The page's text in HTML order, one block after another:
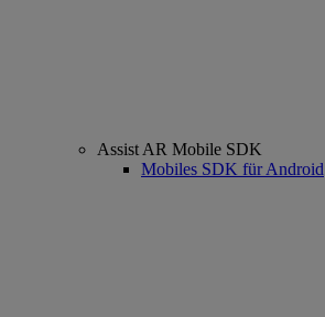
Assist AR Mobile SDK
Mobiles SDK für Android